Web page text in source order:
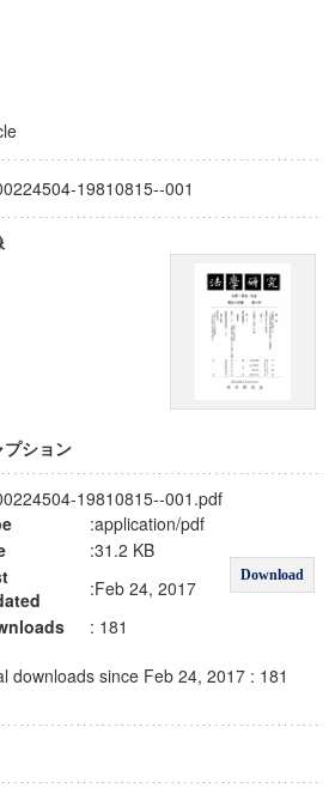
究成果報告書
ディングプログラム「超成熟社会発展のサ
19810815--001
プション
19810815--001.pdf
:application/pdf
Download
:31.2 KB
:Feb 24, 2017
: 181
downloads since Feb 24, 2017 : 181